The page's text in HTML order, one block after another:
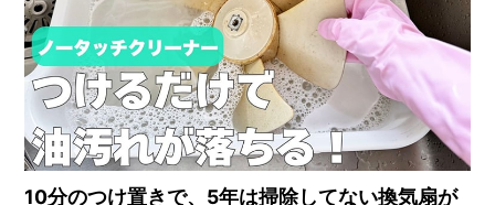
10分のつけ置きで、5年は掃除してない換気扇が